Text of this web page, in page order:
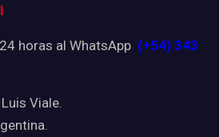
horas al WhatsApp (+54) 343
Viale.